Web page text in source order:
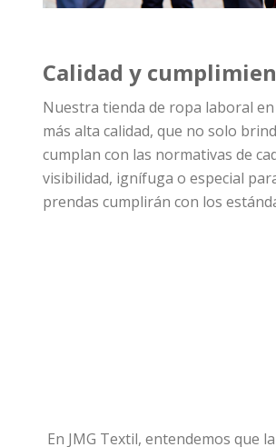
Calidad y
Nuestra tienda de ropa laboral
más alta calidad, que no solo
cumplan con las normativas de
visibilidad, ignífuga o especial
prendas cumplirán con los
En JMG Textil, entendemos que